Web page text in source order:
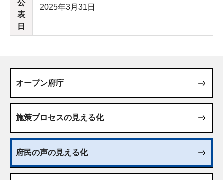
公
表
日
2025年3月31日
オープン府庁
施策プロセスの見える化
府民の声の見える化